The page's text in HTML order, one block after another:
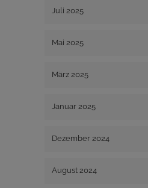
Juli 2025
Mai 2025
März 2025
Januar 2025
Dezember 2024
August 2024